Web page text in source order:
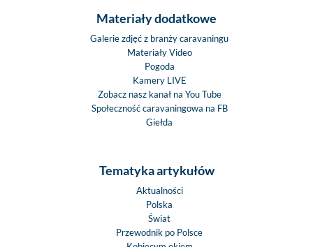
Materiały dodatkowe
Galerie zdjęć z branży caravaningu
Materiały Video
Pogoda
Kamery LIVE
Zobacz nasz kanał na You Tube
Społeczność caravaningowa na FB
Giełda
Tematyka artykułów
Aktualności
Polska
Świat
Przewodnik po Polsce